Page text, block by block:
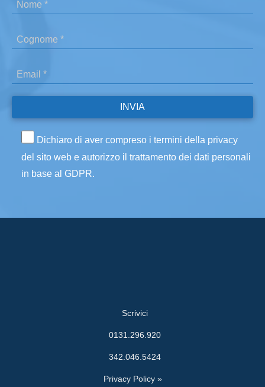
Dichiaro di aver compreso i termini della privacy
del sito web e autorizzo il trattamento dei dati personali
in base al GDPR.
Scrivici
0131.296.920
342.046.5424
Privacy Policy »